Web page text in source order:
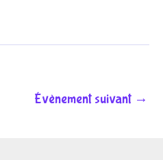
Évènement suivant →